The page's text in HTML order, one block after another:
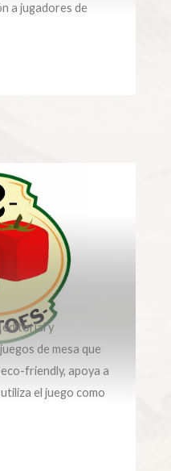
a jugadores de
editorial y
de mesa que
friendly, apoya a
el juego como